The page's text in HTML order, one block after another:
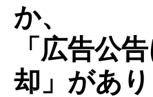
か、
「広告公
却」があり